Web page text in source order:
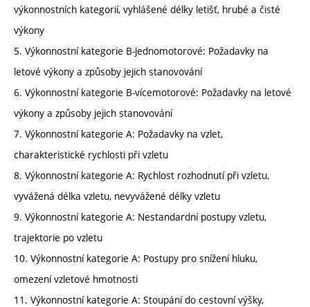
výkonnostních kategorií, vyhlášené délky letišť, hrubé a čisté
výkony
5. Výkonnostní kategorie B-jednomotorové: Požadavky na
letové výkony a způsoby jejich stanovování
6. Výkonnostní kategorie B-vícemotorové: Požadavky na letové
výkony a způsoby jejich stanovování
7. Výkonnostní kategorie A: Požadavky na vzlet,
charakteristické rychlosti při vzletu
8. Výkonnostní kategorie A: Rychlost rozhodnutí při vzletu,
vyvážená délka vzletu, nevyvážené délky vzletu
9. Výkonnostní kategorie A: Nestandardní postupy vzletu,
trajektorie po vzletu
10. Výkonnostní kategorie A: Postupy pro snížení hluku,
omezení vzletové hmotnosti
11. Výkonnostní kategorie A: Stoupání do cestovní výšky,